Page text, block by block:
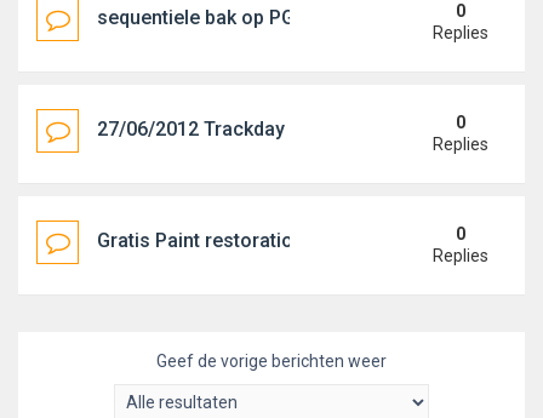
sequentiele bak op PG1 ?
0
Replies
27/06/2012 Trackday Zolder
0
Replies
Gratis Paint restoration kit van Meguiar's0
Replies
Geef de vorige berichten weer